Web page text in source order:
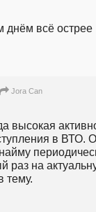
днём всё острее
Jora Can
высокая
в ВТО.
раз на
тему.